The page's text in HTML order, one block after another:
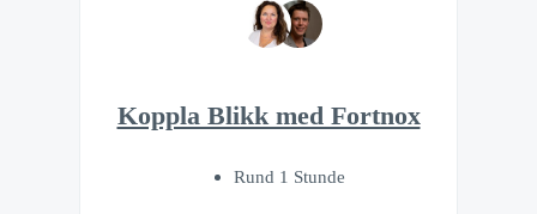
Koppla Blikk med Fortnox
Rund 1 Stunde